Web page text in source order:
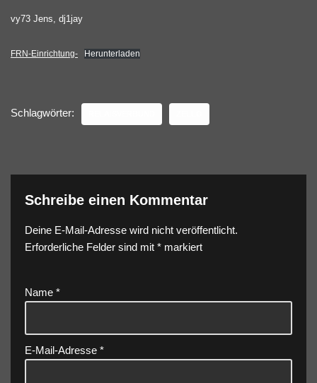
vy73 Jens, dj1jay
FRN-Einrichtung- Herunterladen
Schlagwörter:
Schreibe einen Kommentar
Deine E-Mail-Adresse wird nicht veröffentlicht.
Erforderliche Felder sind mit * markiert
Name *
E-Mail-Adresse *